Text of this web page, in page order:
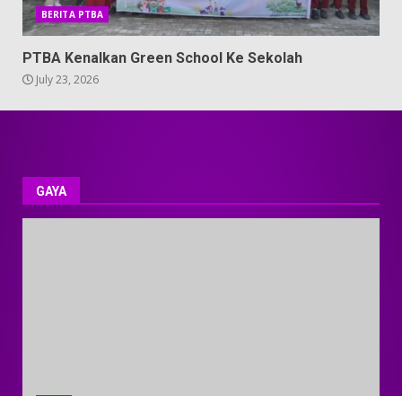
BERITA PTBA
PTBA Kenalkan Green School Ke Sekolah
July 23, 2026
GAYA